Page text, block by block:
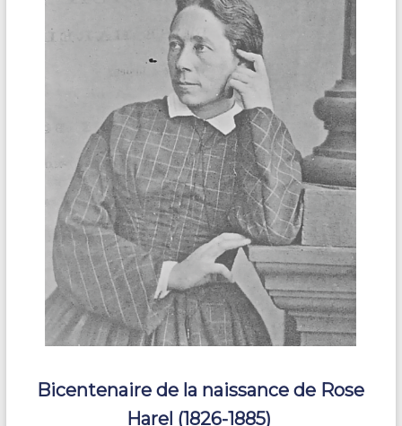
Bicentenaire de la naissance de Rose
Harel (1826-1885)